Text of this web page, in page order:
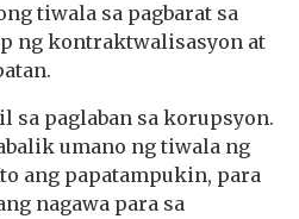
tiwala sa pagbarat sa
ng kontraktwalisasyon at
sa paglaban sa korupsyon.
umano ng tiwala ng
ang papatampukin, para
nagawa para sa